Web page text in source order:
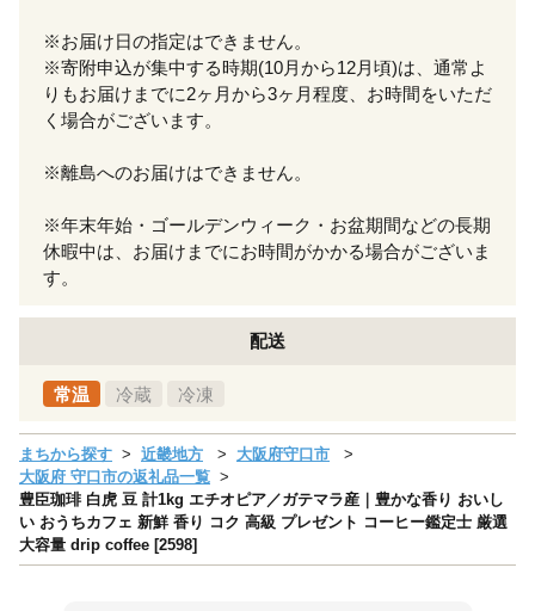
※お届け日の指定はできません。
※寄附申込が集中する時期(10月から12月頃)は、通常よ
りもお届けまでに2ヶ月から3ヶ月程度、お時間をいただ
く場合がございます。
※離島へのお届けはできません。
※年末年始・ゴールデンウィーク・お盆期間などの長期
休暇中は、お届けまでにお時間がかかる場合がございま
す。
配送
常温 冷蔵 冷凍
まちから探す 近畿地方
大阪府守口市
大阪府 守口市の返礼品一覧
豊臣珈琲 白虎 豆 計1kg エチオピア／ガテマラ産｜豊かな香り おいし
い おうちカフェ 新鮮 香り コク 高級 プレゼント コーヒー鑑定士 厳選
大容量 drip coffee [2598]